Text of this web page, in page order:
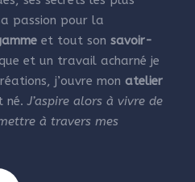
passion pour la
et tout son savoir-
et un travail acharné je
j’ouvre mon atelier
né. J’aspire alors à vivre de
à travers mes